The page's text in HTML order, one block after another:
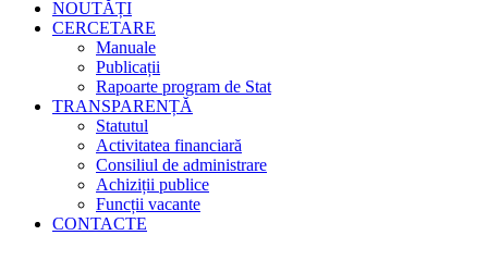
NOUTĂȚI
CERCETARE
Manuale
Publicații
Rapoarte program de Stat
TRANSPARENȚĂ
Statutul
Activitatea financiară
Consiliul de administrare
Achiziții publice
Funcții vacante
CONTACTE